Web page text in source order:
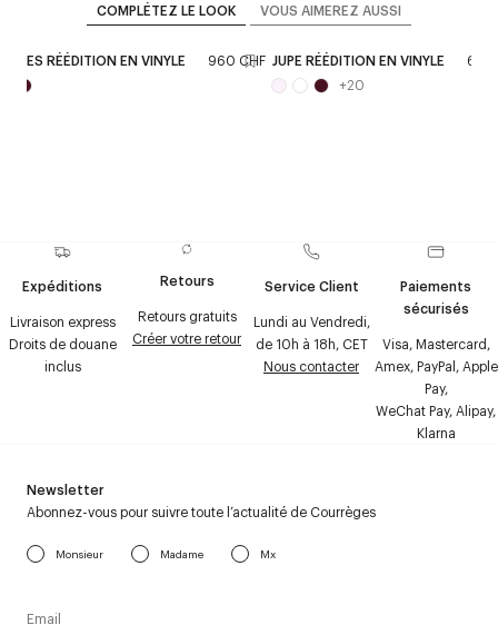
COMPLÉTEZ LE LOOK VOUS AIMEREZ AUSSI
RÉÉDITION EN VINYLE 960 CHF JUPE RÉÉDITION EN VINYLE
620
+20
Expéditions
Livraison express
Droits de douane
inclus
Retours
Retours gratuits
Créer votre retour
Service Client
Lundi au Vendredi,
de 10h à 18h, CET
Nous contacter
Paiements
sécurisés
Visa, Mastercard,
Amex, PayPal, Apple
Pay,
WeChat Pay, Alipay,
Klarna
Newsletter
Abonnez-vous pour suivre toute l’actualité de Courrèges
Monsieur Madame Mx